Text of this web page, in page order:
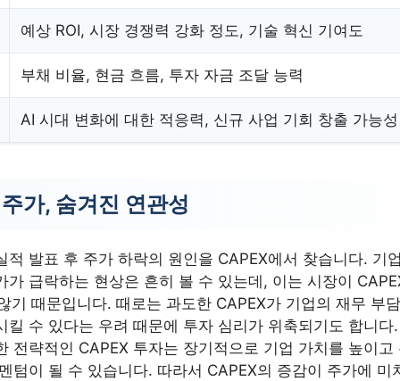
예상 ROI, 시장 경쟁력 강화 정도, 기술 혁신 기여도
부채 비율, 현금 흐름, 투자 자금 조달 능력
AI 시대 변화에 대한 적응력, 신규 사업 기회 창출 가능성
가, 숨겨진 연관성
적 발표 후 주가 하락의 원인을 CAPEX에서 찾습니다. 기
가 급락하는 현상은 흔히 볼 수 있는데, 이는 시장이
기 때문입니다. 때로는 과도한 CAPEX가 기업의 재무 부
킬 수 있다는 우려 때문에 투자 심리가 위축되기도 합니
전략적인 CAPEX 투자는 장기적으로 기업 가치를 높이고
텀이 될 수 있습니다. 따라서 CAPEX의 증감이 주가에 미